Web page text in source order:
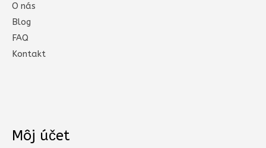
O nás
Blog
FAQ
Kontakt
Môj účet